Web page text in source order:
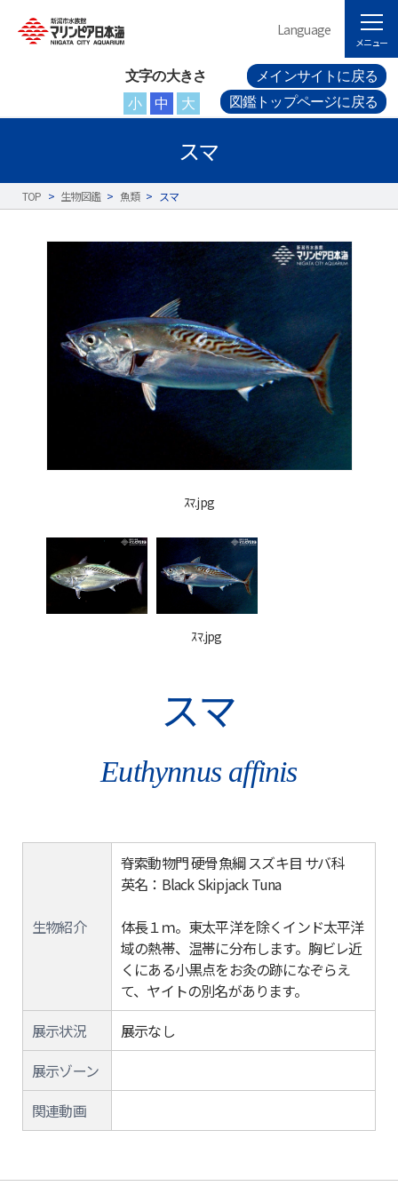
文字の大きさ
小
中 大
メインサイトに戻る
図鑑トップページに戻る
Language
メニュー
スマ
TOP > 生物図鑑 > 魚類 > スマ
ｽﾏ.jpg
ｽﾏ.jpg
スマ
Euthynnus affinis
生物紹介
脊索動物門 硬骨魚綱 スズキ目 サバ科
英名：Black Skipjack Tuna
体長１ｍ。東太平洋を除くインド太平洋
域の熱帯、温帯に分布します。胸ビレ近
くにある小黒点をお灸の跡になぞらえ
て、ヤイトの別名があります。
展示状況
展示なし
展示ゾーン
関連動画